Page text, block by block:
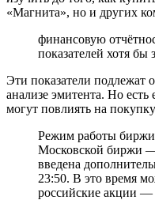
«Магнита», но и других
финансовую
показателей хотя бы
Эти показатели подлежат
анализе эмитента. Но
могут повлиять на
Режим работы
Московской биржи
введена
23:50. В это время
российские акции